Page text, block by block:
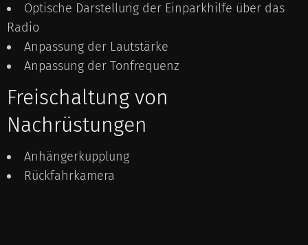
Optische Darstellung der Einparkhilfe über das
Radio
Anpassung der Lautstärke
Anpassung der Tonfrequenz
Freischaltung von
Nachrüstungen
Anhängerkupplung
Rückfahrkamera